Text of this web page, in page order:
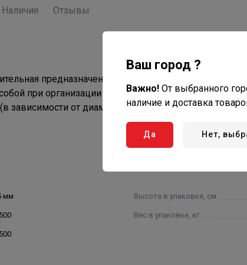
Наличие Отзывы
предназначена для обеспечения надёжного
при организации систем питьевого или
зависимости от диаметра труб).
мм Высота в упаковке, см.
Вес в упаковке, кг
Ваш город ?
Важно! От выбранного
наличие и доставка
Да Нет,